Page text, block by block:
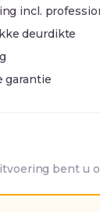
incl.
deurdikte
garantie
bent u